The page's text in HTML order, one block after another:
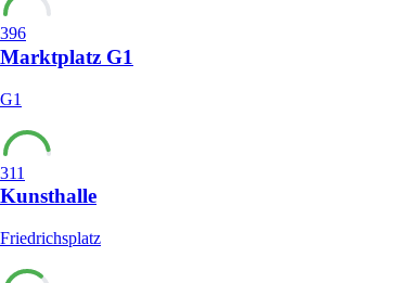
396
Marktplatz G1
G1
311
Kunsthalle
Friedrichsplatz